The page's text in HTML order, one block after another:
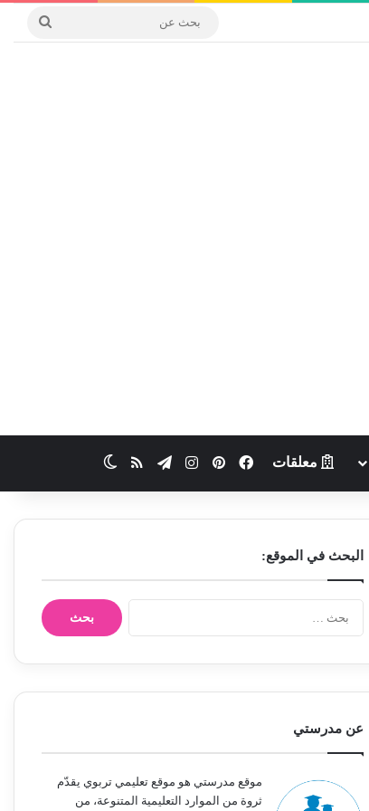
معلقات فيسبوكبينتيريستانستقرامتيلقرامملخص الموقع RSS
البحث في الموقع:
ح
عن مدرستي
موقع مدرستي هو موقع تعليمي تربوي يقدّم
ثروة من الموارد التعليمية المتنوعة، من